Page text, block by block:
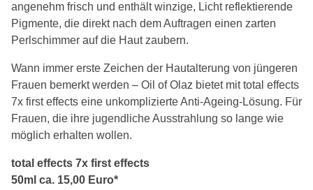
angenehm frisch und enthält winzige, Licht reflektierende
Pigmente, die direkt nach dem Auftragen einen zarten
Perlschimmer auf die Haut zaubern.
Wann immer erste Zeichen der Hautalterung von jüngeren
Frauen bemerkt werden – Oil of Olaz bietet mit total effects
7x first effects eine unkomplizierte Anti-Ageing-Lösung. Für
Frauen, die ihre jugendliche Ausstrahlung so lange wie
möglich erhalten wollen.
total effects 7x first effects
50ml ca. 15,00 Euro*